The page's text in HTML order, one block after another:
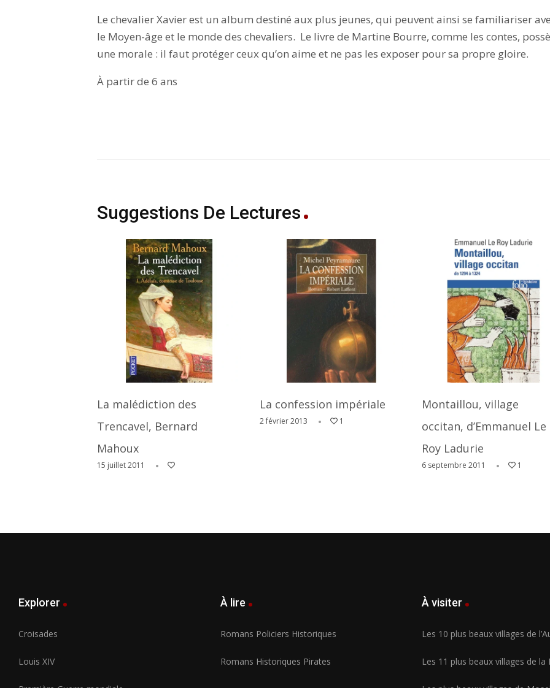
Le chevalier Xavier est un album destiné aux plus jeunes, qui peuvent ainsi se familiariser
le Moyen-âge et le monde des chevaliers. Le livre de Martine Bourre, comme les contes,
une morale : il faut protéger ceux qu’on aime et ne pas les exposer pour sa propre gloire.
À partir de 6 ans
Suggestions De Lectures
La malédiction des
Trencavel, Bernard
Mahoux
15 juillet 2011
La confession impériale
2 février 2013 1
Montaillou, village
occitan, d’Emmanuel Le
Roy Ladurie
6 septembre 2011 1
Explorer
Croisades
Louis XIV
À lire
Romans Policiers Historiques
Romans Historiques Pirates
À visiter
Les 10 plus beaux villages de
Les 11 plus beaux villages de la